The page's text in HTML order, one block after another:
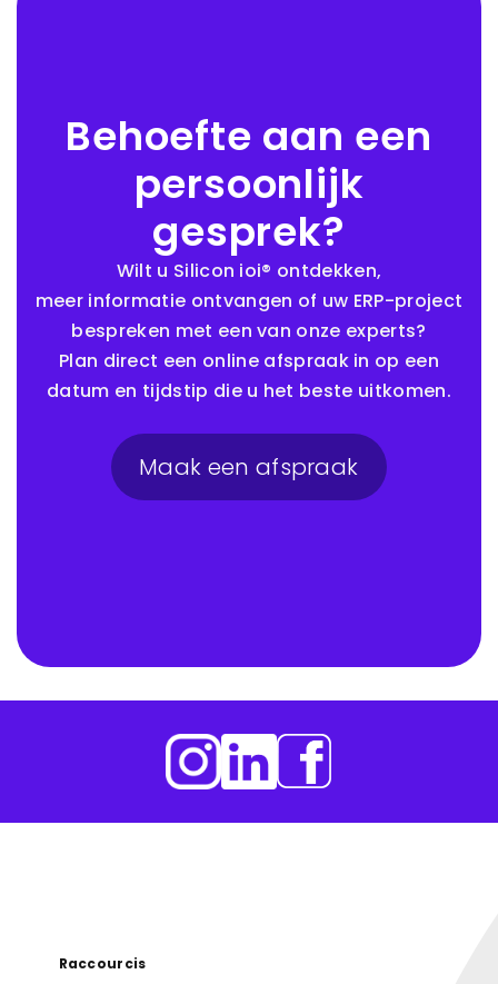
Behoefte aan een
persoonlijk
gesprek?
Wilt u Silicon ioi® ontdekken,
meer informatie ontvangen of uw ERP-project
bespreken met een van onze experts?
Plan direct een online afspraak in op een
datum en tijdstip die u het beste uitkomen.
Maak een afspraak
Raccourcis